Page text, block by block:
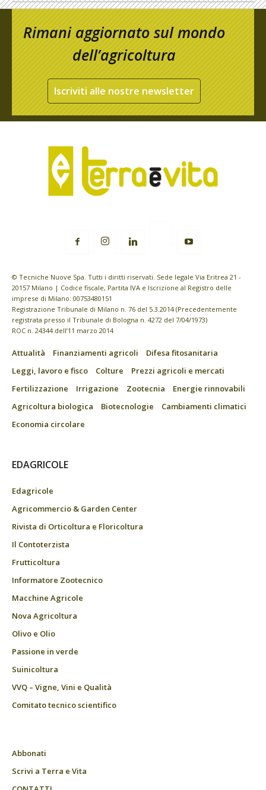
Rimani aggiornato sul mondo
dell’agricoltura
Iscriviti alle nostre newsletter
© Tecniche Nuove Spa. Tutti i diritti riservati. Sede legale Via Eritrea 21 -
20157 Milano | Codice fiscale, Partita IVA e Iscrizione al Registro delle
imprese di Milano: 00753480151
Registrazione Tribunale di Milano n. 76 del 5.3.2014 (Precedentemente
registrata presso il Tribunale di Bologna n. 4272 del 7/04/1973)
ROC n. 24344 dell’11 marzo 2014
Attualità Finanziamenti agricoli
Difesa fitosanitaria
Leggi, lavoro e fisco
Colture
Prezzi agricoli e mercati
Fertilizzazione
Irrigazione Zootecnia
Energie rinnovabili
Agricoltura biologica
Biotecnologie
Cambiamenti climatici
Economia circolare
EDAGRICOLE
Edagricole
Agricommercio & Garden Center
Rivista di Orticoltura e Floricoltura
Il Contoterzista
Frutticoltura
Informatore Zootecnico
Macchine Agricole
Nova Agricoltura
Olivo e Olio
Passione in verde
Suinicoltura
VVQ – Vigne, Vini e Qualità
Comitato tecnico scientifico
Abbonati
Scrivi a Terra e Vita